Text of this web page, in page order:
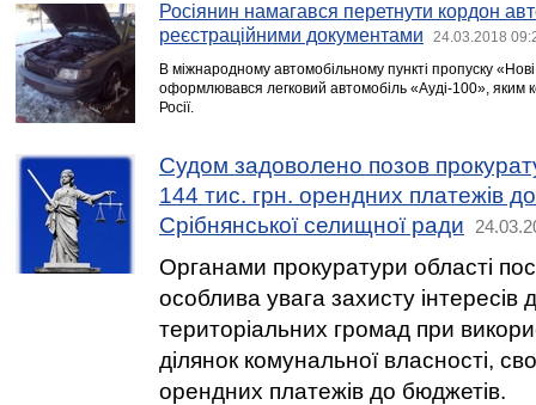
Росіянин намагався перетнути кордон
реєстраційними документами
24.03.2018
В міжнародному автомобільному пункті пропуску
оформлювався легковий автомобіль «Ауді-100», яким
Росії.
Судом задоволено позов
144 тис. грн. орендних платежів
Срібнянської селищної ради
Органами прокуратури області
особлива увага захисту інтересів
територіальних громад при
ділянок комунальної власності,
орендних платежів до бюджетів.